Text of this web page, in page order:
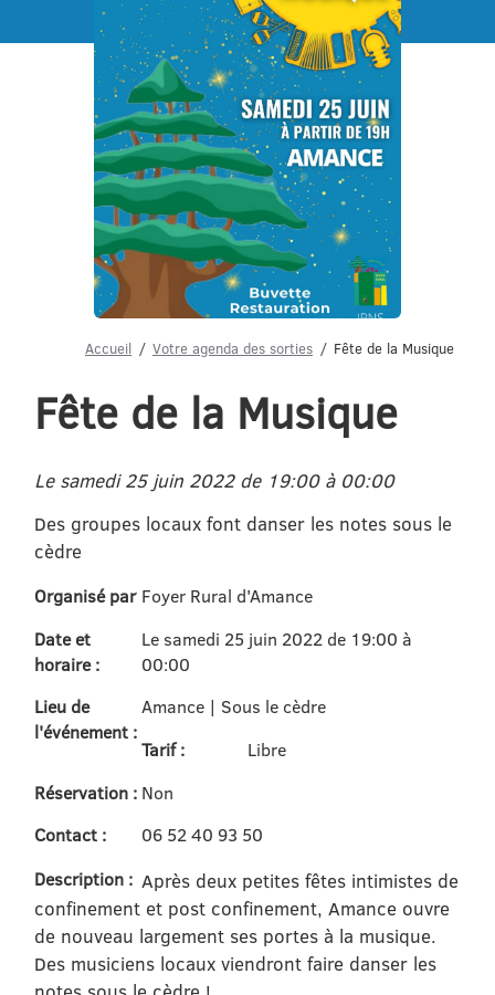
Menu
Accueil Votre agenda des sorties Fête de la Musique
Fête de la Musique
Le samedi 25 juin 2022 de 19:00 à 00:00
Des groupes locaux font danser les notes sous le
cèdre
Organisé par Foyer Rural d'Amance
Date et
horaire :
Le samedi 25 juin 2022 de 19:00 à
00:00
Lieu de
l'événement :
Amance | Sous le cèdre
Tarif :
Libre
Réservation : Non
Contact :
06 52 40 93 50
Description : Après deux petites fêtes intimistes de
confinement et post confinement, Amance ouvre
de nouveau largement ses portes à la musique.
Des musiciens locaux viendront faire danser les